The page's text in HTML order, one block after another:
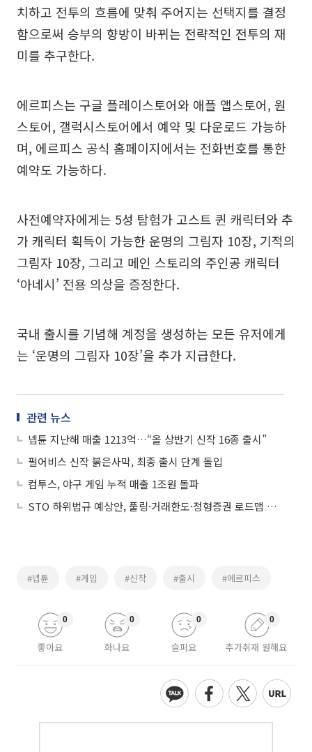
치하고 전투의 흐름에 맞춰 주어지는 선택지를 결정
함으로써 승부의 향방이 바뀌는 전략적인 전투의 재
미를 추구한다.
에르피스는 구글 플레이스토어와 애플 앱스토어, 원
스토어, 갤럭시스토어에서 예약 및 다운로드 가능하
며, 에르피스 공식 홈페이지에서는 전화번호를 통한
예약도 가능하다.
사전예약자에게는 5성 탐험가 고스트 퀸 캐릭터와 추
가 캐릭터 획득이 가능한 운명의 그림자 10장, 기적의
그림자 10장, 그리고 메인 스토리의 주인공 캐릭터
‘아네시’ 전용 의상을 증정한다.
국내 출시를 기념해 계정을 생성하는 모든 유저에게
는 ‘운명의 그림자 10장’을 추가 지급한다.
관련 뉴스
넵튠 지난해 매출 1213억…“올 상반기 신작 16종 출시”
펄어비스 신작 붉은사막, 최종 출시 단계 돌입
컴투스, 야구 게임 누적 매출 1조원 돌파
STO 하위법규 예상안, 풀링·거래한도·정형증권 로드맵 제시
#넵튠 #게임 #신작 #출시 #에르피스
좋아요
0
화나요
0
슬퍼요
0
추가취재 원해요
0